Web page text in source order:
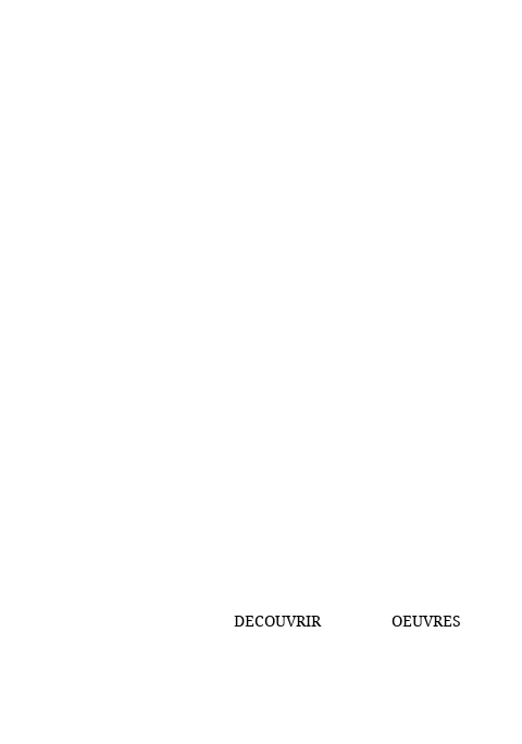
DECOUVRIR OEUVRES